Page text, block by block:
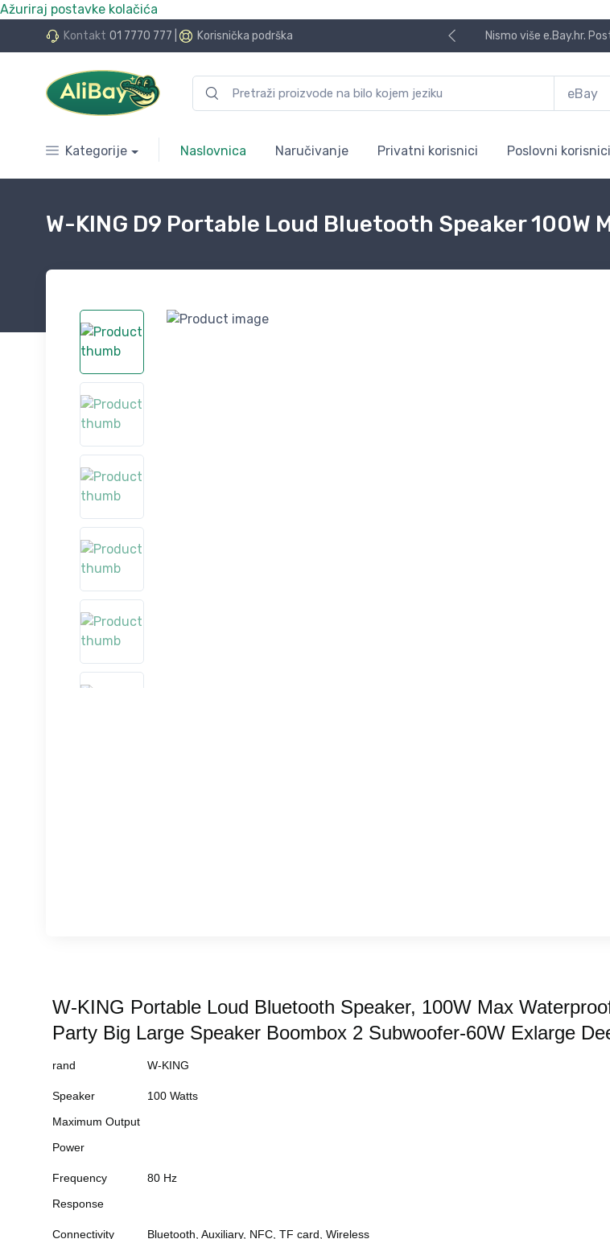
Ažuriraj postavke kolačića
Kontakt 01 7770 777 Korisnička podrška
24 rate bez kamata Nismo više e.Bay.hr.
Kategorije Naslovnica Naručivanje Privatni korisnici Poslovni korisnici
W-KING D9 Portable Loud Bluetooth Speaker 100W